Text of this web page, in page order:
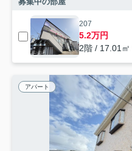
207
5.2万円
2階 / 17.01㎡
アパート